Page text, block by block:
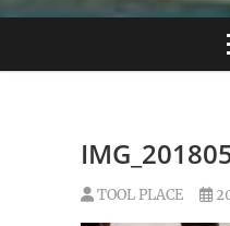
TOOL
ス」が門前
TOOL PLACE